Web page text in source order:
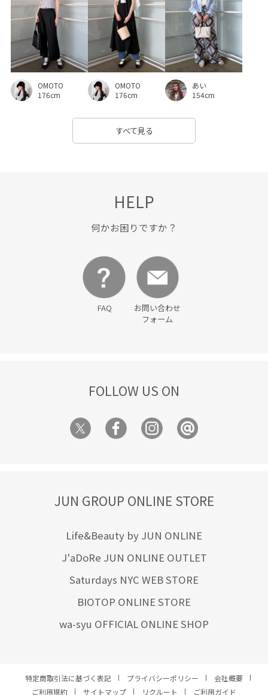
フルーレットパンチングレース フレアスカート
ベーシック ベーシックカラー ボイル
ポーチ メリハリ リラックス感 レイヤード風
ワンピース ヴィンテージ 伸縮性
切り替え 合わせやすい 大人の女性
細く見える
OMOTO
176cm
OMOTO
176cm
あい
154cm
すべて見る
HELP
何かお困りですか？
FAQ
お問い合わせ
フォーム
FOLLOW US ON
JUN GROUP ONLINE STORE
Life&Beauty by JUN ONLINE
J'aDoRe JUN ONLINE OUTLET
Saturdays NYC WEB STORE
BIOTOP ONLINE STORE
wa-syu OFFICIAL ONLINE SHOP
特定商取引法に基づく表記 プライバシーポリシー
会社概要
ご利用規約
サイトマップ リクルート ご利用ガイド